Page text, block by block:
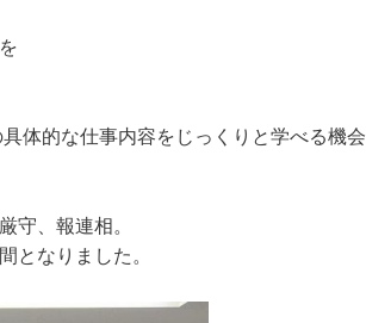
体的な仕事内容をじっくりと学べる機会
守、報連相。
となりました。